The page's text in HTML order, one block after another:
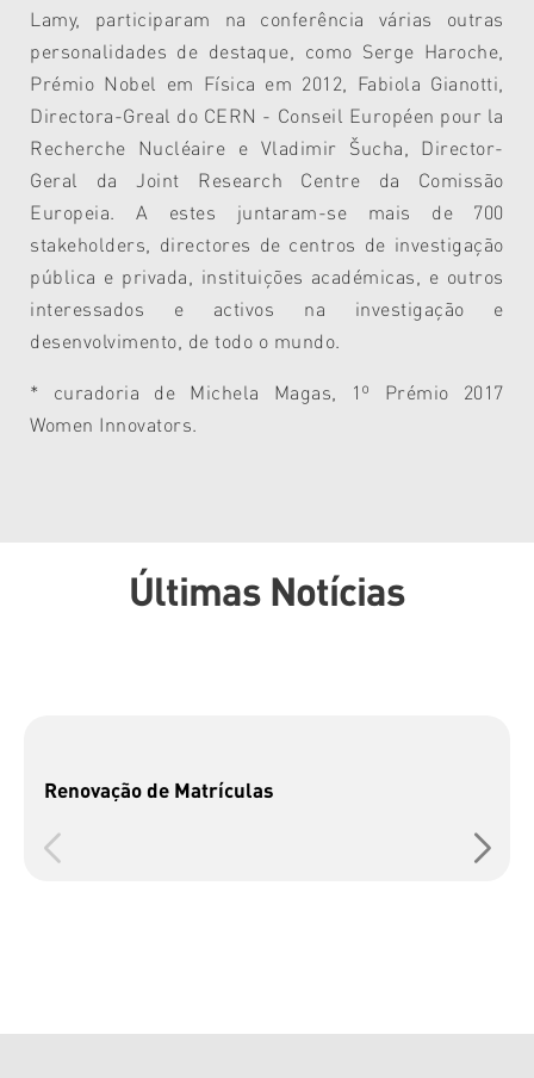
Lamy, participaram na conferência várias outras
personalidades de destaque, como Serge Haroche,
Prémio Nobel em Física em 2012, Fabiola Gianotti,
Directora-Greal do CERN - Conseil Européen pour la
Recherche Nucléaire e Vladimir Šucha, Director-
Geral da Joint Research Centre da Comissão
Europeia. A estes juntaram-se mais de 700
stakeholders, directores de centros de investigação
pública e privada, instituições académicas, e outros
interessados e activos na investigação e
desenvolvimento, de todo o mundo.
* curadoria de Michela Magas, 1º Prémio 2017
Women Innovators.
Últimas Notícias
Renovação de Matrículas